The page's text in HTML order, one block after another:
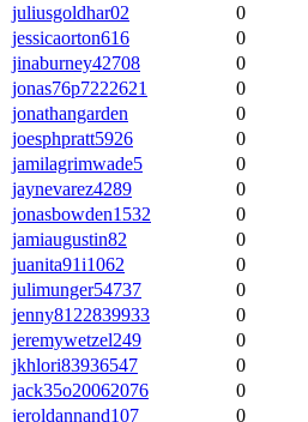
juliusgoldhar02
0
jessicaorton616
0
jinaburney42708
0
jonas76p7222621
0
jonathangarden
0
joesphpratt5926
0
jamilagrimwade5
0
jaynevarez4289
0
jonasbowden1532
0
jamiaugustin82
0
juanita91i1062
0
julimunger54737
0
jenny8122839933
0
jeremywetzel249
0
jkhlori83936547
0
jack35o20062076
0
jeroldannand107
0